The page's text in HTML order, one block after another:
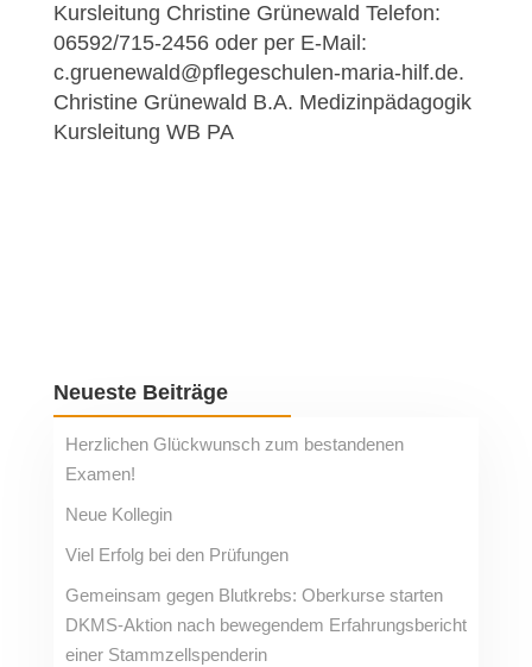
Kursleitung Christine Grünewald Telefon:
06592/715-2456 oder per E-Mail:
c.gruenewald@pflegeschulen-maria-hilf.de.
Christine Grünewald B.A. Medizinpädagogik
Kursleitung WB PA
Neueste Beiträge
Herzlichen Glückwunsch zum bestandenen
Examen!
Neue Kollegin
Viel Erfolg bei den Prüfungen
Gemeinsam gegen Blutkrebs: Oberkurse starten
DKMS-Aktion nach bewegendem Erfahrungsbericht
einer Stammzellspenderin